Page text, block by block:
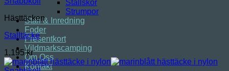
Stallskor
Strumpor
Stall & Inredning
Foder
Presentkort
Vildmarkscamping
Om Oss
Kontakt
Hästtäcken
Stalltäcke
1,195kr